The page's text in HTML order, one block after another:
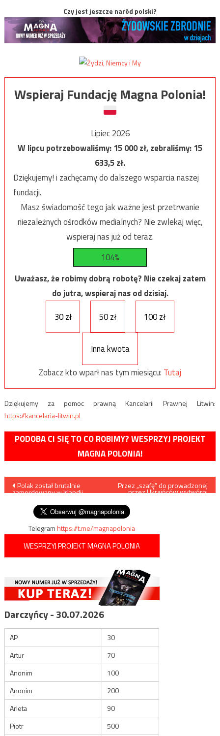
Czy jest jeszcze naród polski?
Wspieraj Fundację Magna Polonia!
Lipiec 2026
W lipcu potrzebowaliśmy:15 000zł, zebraliśmy:15
633,5zł.
Dziękujemy! i zachęcamy do dalszego wsparcia naszej
fundacji.
Masz świadomość tego jak ważne jest przetrwanie
niezależnych ośrodków medialnych? Nie zwlekaj więc,
wspieraj nas już od teraz.
104%
Uważasz, że robimy dobrą robotę? Nie czekaj zatem
do jutra, wspieraj nas od dzisiaj.
30 zł
50 zł 100 zł
Inna kwota
Zobacz kto wparł nas tym miesiącu: Tutaj
Dziękujemy za pomoc prawną Kancelarii Prawnej Litwin:
https://kancelaria-litwin.pl
PODOBA CI SIĘ TO CO ROBIMY? WESPRZYJ PROJEKT
MAGNA POLONIA!
Nawigacja
wpisu
Polak został brutalnie
zamordowany w Irlandii
Przez „szafę” do prowadzonej
przez Ukraińców wytwórni
Telegramhttps://t.me/magnapolonia
WESPRZYJ PROJEKT MAGNA POLONIA
Darczyńcy - 30.07.2026
AP
30
Artur
70
Anonim
100
Anonim
200
Arleta
90
Piotr
500